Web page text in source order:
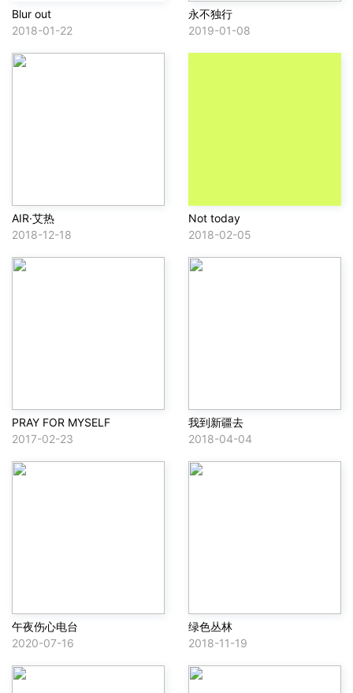
Blur out
2018-01-22
永不独行
2019-01-08
AIR·艾热
2018-12-18
Not today
2018-02-05
PRAY FOR MYSELF
2017-02-23
我到新疆去
2018-04-04
午夜伤心电台
2020-07-16
绿色丛林
2018-11-19